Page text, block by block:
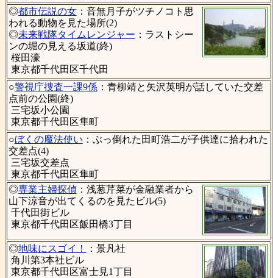
◎都市伝説の女：音無月子がツチノコト思
われる動物を見た場所(2)
◎未来戦隊タイムレンジャー ：ラストシー
ンの堀の見える坂道(終)
桜田濠
東京都千代田区千代田
○警視庁捜査一課9係：青柳靖と矢沢英明が話していた交差
点前の公園(終)
三宅坂小公園
東京都千代田区隼町
○ぼくの魔法使い ：ぶっ倒れた田町浩二が子供達に拾われた
交差点(4)
三宅坂交差点
東京都千代田区隼町
◎専業主婦探偵：浅葱芹菜が金融業者から
山下涼音が出てくるのを見たビル(5)
千代田街ビル
東京都千代田区飯田橋3丁目
◎地味にスゴイ！
：景凡社
角川第3本社ビル
東京都千代田区富士見1丁目